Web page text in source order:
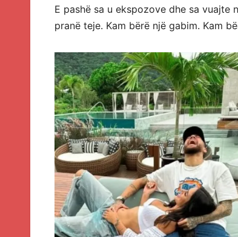
E pashë sa u ekspozove dhe sa vuajte
pranë teje. Kam bërë një gabim. Kam